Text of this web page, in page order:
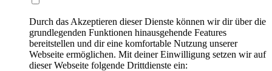
Durch das Akzeptieren dieser Dienste können wir dir über die
grundlegenden Funktionen hinausgehende Features
bereitstellen und dir eine komfortable Nutzung unserer
Webseite ermöglichen. Mit deiner Einwilligung setzen wir auf
dieser Webseite folgende Drittdienste ein: